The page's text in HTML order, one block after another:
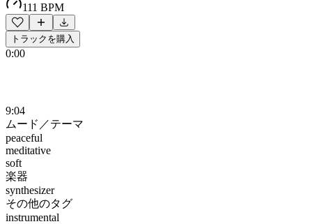
111 BPM
トラックを購入
0:00
9:04
ムード／テーマ
peaceful
meditative
soft
楽器
synthesizer
その他のタグ
instrumental